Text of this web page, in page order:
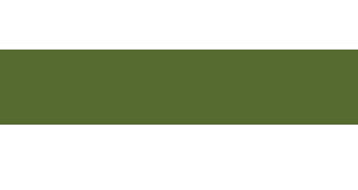
NF1-10 -1l1-2S
M02-30-111-000